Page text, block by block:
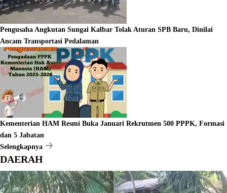
Pengusaha Angkutan Sungai Kalbar Tolak Aturan SPB Baru, Dinilai
Ancam Transportasi Pedalaman
Kementerian HAM Resmi Buka Januari Rekrutmen 500 PPPK, Formasi
dan 5 Jabatan
Selengkapnya
DAERAH